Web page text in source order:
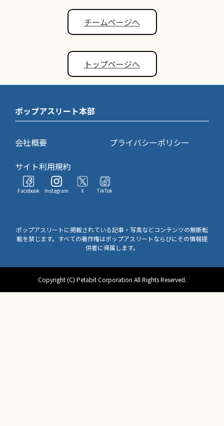
チームページへ
トップページへ
ポップアスリート本部
会社概要
プライバシーポリシー
サイト利用規約
Facebook Instagram X TikTok
ポップアスリートに掲載されている記事・写真などコンテンツの無断転
載を禁じます。すべての著作権はポップアスリートならびにその情報提
供者に帰属します。
Copyright (C) Petabit Corporation All Rights Reserved.